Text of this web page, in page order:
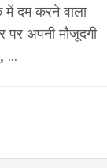
में दम करने वाला
पर अपनी मौजूदगी
...